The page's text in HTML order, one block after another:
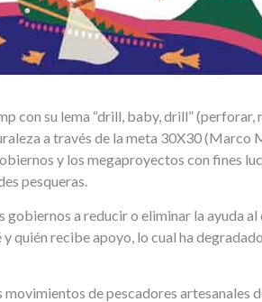
con su lema “drill, baby, drill”
a través de la meta 30X30 (Marco
y los megaproyectos con fines
pesqueras.
gobiernos a reducir o eliminar la ayuda
quién recibe apoyo, lo cual ha
movimientos de pescadores artesanales